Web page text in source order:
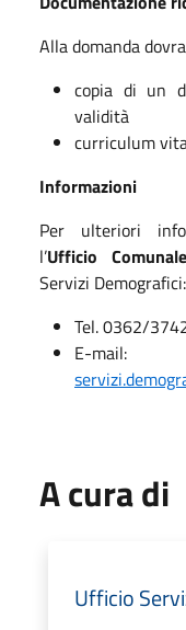
Alla domanda
copia di un
validità
curriculum
Informazioni
Per ulteriori
l’Ufficio
Servizi Demografici:
Tel. 0362/
E-mail:
A cura di
Ufficio